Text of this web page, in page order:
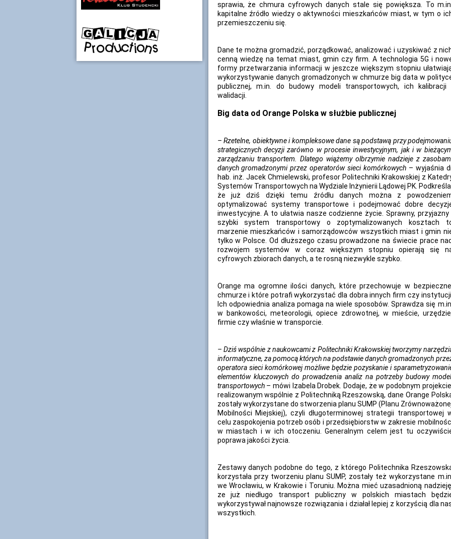
sprawia, że chmura cyfrowych danych stale się powiększa. To m.in.
kapitalne źródło wiedzy o aktywności mieszkańców miast, w tym o
przemieszczeniu się.
Dane te można gromadzić, porządkować, analizować i uzyskiwać z
cenną wiedzę na temat miast, gmin czy firm. A technologia 5G i
formy przetwarzania informacji w jeszcze większym stopniu
wykorzystywanie danych gromadzonych w chmurze big data w
publicznej, m.in. do budowy modeli transportowych, ich kalibracji
walidacji.
Big data od Orange Polska w służbie publicznej
– Rzetelne, obiektywne i kompleksowe dane są podstawą przy
strategicznych decyzji zarówno w procesie inwestycyjnym, jak i w
zarządzaniu transportem. Dlatego wiążemy olbrzymie nadzieje z
danych gromadzonymi przez operatorów sieci komórkowych– wyjaśnia
hab. inż. Jacek Chmielewski, profesor Politechniki Krakowskiej z
Systemów Transportowych na Wydziale Inżynierii Lądowej PK.
że już dziś dzięki temu źródłu danych można z
optymalizować systemy transportowe i podejmować dobre
inwestycyjne. A to ułatwia nasze codzienne życie. Sprawny, przyjazny
szybki system transportowy o zoptymalizowanych kosztach
marzenie mieszkańców i samorządowców wszystkich miast i gmin
tylko w Polsce. Od dłuższego czasu prowadzone na świecie prace nad
rozwojem systemów w coraz większym stopniu opierają się
cyfrowych zbiorach danych, a te rosną niezwykle szybko.
Orange ma ogromne ilości danych, które przechowuje w
chmurze i które potrafi wykorzystać dla dobra innych firm czy instytucji.
Ich odpowiednia analiza pomaga na wiele sposobów. Sprawdza się m.in.
w bankowości, meteorologii, opiece zdrowotnej, w mieście,
firmie czy właśnie w transporcie.
– Dziś wspólnie z naukowcami z Politechniki Krakowskiej tworzymy
informatyczne, za pomocą których na podstawie danych gromadzonych
operatora sieci komórkowej możliwe będzie pozyskanie i
elementów kluczowych do prowadzenia analiz na potrzeby budowy
transportowych– mówi Izabela Drobek. Dodaje, że w podobnym
realizowanym wspólnie z Politechniką Rzeszowską, dane Orange
zostały wykorzystane do stworzenia planu SUMP (Planu
Mobilności Miejskiej), czyli długoterminowej strategii transportowej
celu zaspokojenia potrzeb osób i przedsiębiorstw w zakresie
w miastach i w ich otoczeniu. Generalnym celem jest tu
poprawa jakości życia.
Zestawy danych podobne do tego, z którego Politechnika
korzystała przy tworzeniu planu SUMP, zostały też wykorzystane m.in.
we Wrocławiu, w Krakowie i Toruniu. Można mieć uzasadnioną
ze już niedługo transport publiczny w polskich miastach
wykorzystywał najnowsze rozwiązania i działał lepiej z korzyścią dla
wszystkich.